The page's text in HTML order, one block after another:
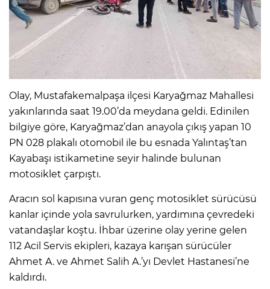
Olay, Mustafakemalpaşa ilçesi Karyağmaz Mahallesi
yakınlarında saat 19.00’da meydana geldi. Edinilen
bilgiye göre, Karyağmaz’dan anayola çıkış yapan 10
PN 028 plakalı otomobil ile bu esnada Yalıntaş’tan
Kayabaşı istikametine seyir halinde bulunan
motosiklet çarpıştı.
Aracın sol kapısına vuran genç motosiklet sürücüsü
kanlar içinde yola savrulurken, yardımına çevredeki
vatandaşlar koştu. İhbar üzerine olay yerine gelen
112 Acil Servis ekipleri, kazaya karışan sürücüler
Ahmet A. ve Ahmet Salih A.’yı Devlet Hastanesi’ne
kaldırdı.